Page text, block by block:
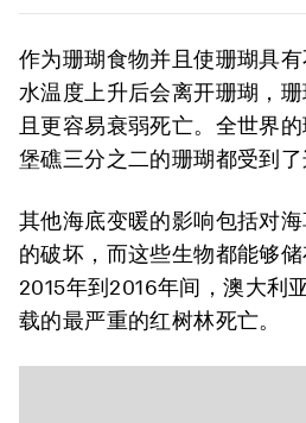
作为珊瑚食物并且使珊瑚具
水温度上升后会离开珊瑚，
且更容易衰弱死亡。全世界
堡礁三分之二的珊瑚都受到了
其他海底变暖的影响包括对
的破坏，而这些生物都能够
2015年到2016年间，澳大利
载的最严重的红树林死亡。